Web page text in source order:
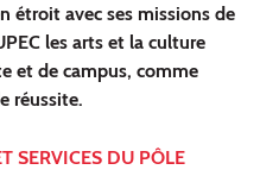
étroit avec ses missions de
les arts et la culture
et de campus, comme
réussite.
SERVICES DU PÔLE